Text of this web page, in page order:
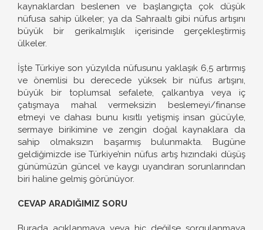
kaynaklardan beslenen ve başlangıçta çok düşük
nüfusa sahip ülkeler; ya da Sahraaltı gibi nüfus artışını
büyük bir gerikalmışlık içerisinde gerçekleştirmiş
ülkeler.
İşte Türkiye son yüzyılda nüfusunu yaklaşık 6,5 artırmış
ve önemlisi bu derecede yüksek bir nüfus artışını,
büyük bir toplumsal sefalete, çalkantıya veya iç
çatışmaya mahal vermeksizin beslemeyi/finanse
etmeyi ve dahası bunu kısıtlı yetişmiş insan gücüyle,
sermaye birikimine ve zengin doğal kaynaklara da
sahip olmaksızın başarmış bulunmakta. Bugüne
geldiğimizde ise Türkiye’nin nüfus artış hızındaki düşüş
günümüzün güncel ve kaygı uyandıran sorunlarından
biri haline gelmiş görünüyor.
CEVAP ARADIĞIMIZ SORU